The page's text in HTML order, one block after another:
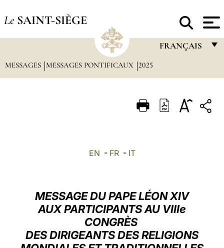
Le SAINT-SIÈGE
FRANÇAIS
ITALIANO
العربيّة
LATINE
MESSAGES MESSAGES PONTIFICAUX 2025
EN - FR- IT
MESSAGE DU PAPE LÉON XIV
AUX PARTICIPANTS AU VIIIe
CONGRÈS
DES DIRIGEANTS DES RELIGIONS